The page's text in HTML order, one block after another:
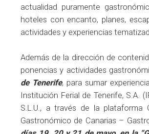
actualidad puramente
hoteles con encanto, planes,
actividades y experiencias
Además de la dirección de
ponencias y actividades
de Tenerife, para sumar
Institución Ferial de Tenerife, S.A.
S.L.U., a través de la plataforma
Gastronómico de Canarias –